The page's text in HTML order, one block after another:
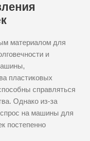
материалом для
и
пластиковых
справляться
Однако из-за
на машины для
постепенно